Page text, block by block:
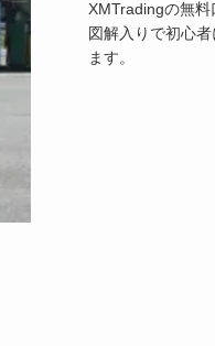
XMTradingの無
図解入りで初心
ます。